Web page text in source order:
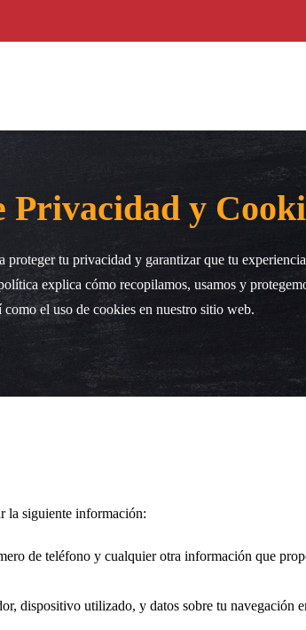
Privacidad y
proteger tu privacidad y garantizar que tu
explica cómo recopilamos, usamos y
como el uso de cookies en nuestro sitio web.
la siguiente información:
de teléfono y cualquier otra información que
dispositivo utilizado, y datos sobre tu navegación